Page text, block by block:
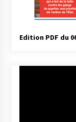
Edition PDF du